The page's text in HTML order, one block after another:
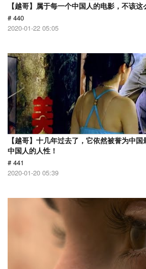
【越哥】属于每一个中国人的电影，不该这
# 440
2020-01-22 05:05
【越哥】十几年过去了，它依然被誉为中
中国人的人性！
# 441
2020-01-20 05:39